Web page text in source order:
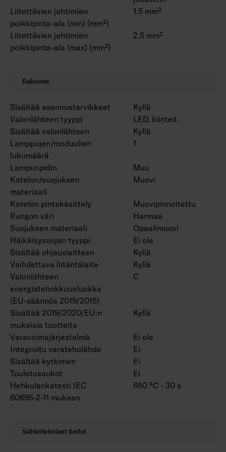
Liitettävien johtimien
poikkipinta-ala (min) (mm²)
1.5 mm²
Liitettävien johtimien
poikkipinta-ala (max) (mm²)
2.5 mm²
Rakenne
Sisältää asennustarvikkeet
Kyllä
Valonlähteen tyyppi
LED, kiinteä
Sisältää valonlähteen
Kyllä
Lamppujen/moduulien
lukumäärä
1
Lampunpidin
Muu
Kotelon/suojuksen
materiaali
Muovi
Kotelon pintakäsittely
Muovipinnoitettu
Rungon väri
Harmaa
Suojuksen materiaali
Opaalimuovi
Häikäisysuojan tyyppi
Ei ole
Sisältää ohjauslaitteen
Kyllä
Vaihdettava liitäntälaite
Kyllä
Valonlähteen
energiatehokkuusluokka
(EU-säännös 2019/2015)
C
Sisältää 2019/2020/EU:n
mukaisia tuotteita
Kyllä
Varavoimajärjestelmä
Ei ole
Integroitu varateholähde
Ei
Sisältää kytkimen
Ei
Tuuletusaukot
Ei
Hehkulankatesti IEC
60695-2-11 mukaan
650 °C - 30 s
Sähkötekniset tiedot